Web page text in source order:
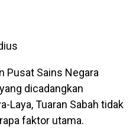
Pusat Sains Negara
dicadangkan
Laya, Tuaran Sabah tidak
faktor utama.